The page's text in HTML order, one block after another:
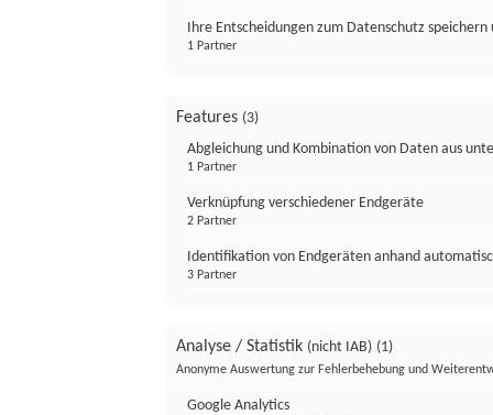
Ihre Entscheidungen zum Datenschutz
1 Partner
Features (3)
Abgleichung und Kombination von Daten aus
1 Partner
Verknüpfung verschiedener Endgeräte
2 Partner
Identifikation von Endgeräten anhand
3 Partner
Analyse / Statistik (nicht IAB) (1)
Anonyme Auswertung zur Fehlerbehebung und
Google Analytics